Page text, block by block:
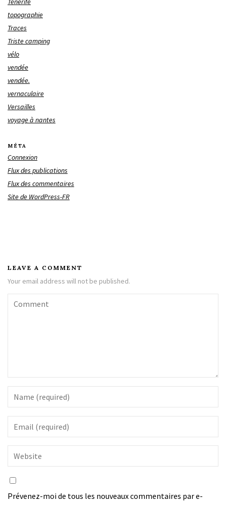
topographie
Traces
Triste camping
vélo
vendée
vendée.
vernaculaire
Versailles
voyage à nantes
MÉTA
Connexion
Flux des publications
Flux des commentaires
Site de WordPress-FR
LEAVE A COMMENT
Your email address will not be published.
Prévenez-moi de tous les nouveaux commentaires par e-